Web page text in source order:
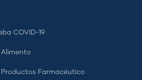
COVID-19
Farmacéutico